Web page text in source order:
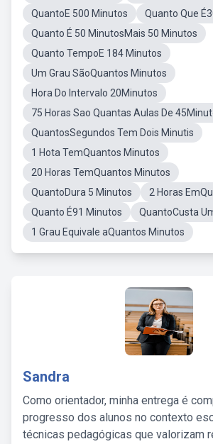
QuantoE 500 Minutos
Quanto Que
Quanto É 50 MinutosMais 50 Minutos
Quanto TempoE 184 Minutos
Um Grau SãoQuantos Minutos
Hora Do Intervalo 20Minutos
75 Horas Sao Quantas Aulas De
QuantosSegundos Tem Dois Minutis
1 Hota TemQuantos Minutos
20 Horas TemQuantos Minutos
QuantoDura 5 Minutos
2 Horas
Quanto É91 Minutos
QuantoCusta
1 Grau Equivale aQuantos Minutos
Sandra
Como orientador, minha entrega é
progresso dos alunos no contexto
técnicas pedagógicas que valorizam